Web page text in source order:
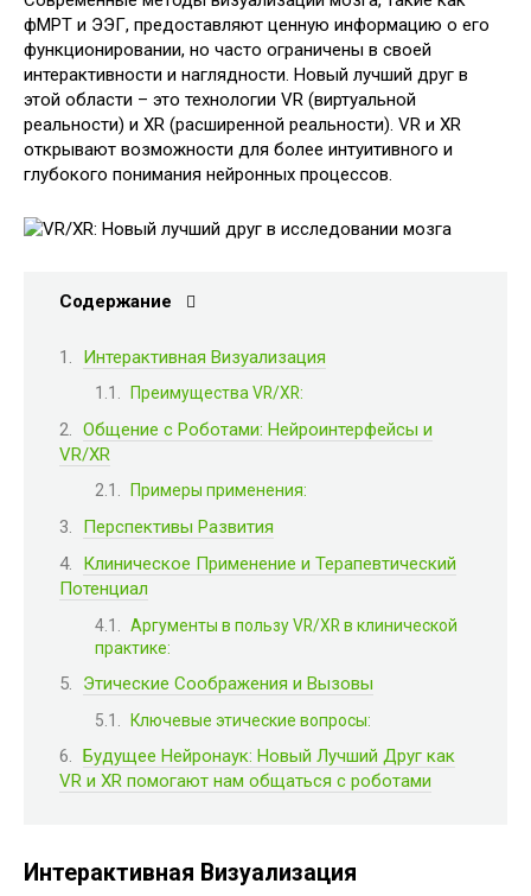
фМРТ и ЭЭГ, предоставляют ценную информацию о его
функционировании, но часто ограничены в своей
интерактивности и наглядности. Новый лучший друг в
этой области – это технологии VR (виртуальной
реальности) и XR (расширенной реальности). VR и XR
открывают возможности для более интуитивного и
глубокого понимания нейронных процессов.
Содержание
Интерактивная Визуализация
Преимущества VR/XR:
Общение с Роботами: Нейроинтерфейсы и
VR/XR
Примеры применения:
Перспективы Развития
Клиническое Применение и Терапевтический
Потенциал
Аргументы в пользу VR/XR в клинической
практике:
Этические Соображения и Вызовы
Ключевые этические вопросы:
Будущее Нейронаук: Новый Лучший Друг как
VR и XR помогают нам общаться с роботами
Интерактивная Визуализация